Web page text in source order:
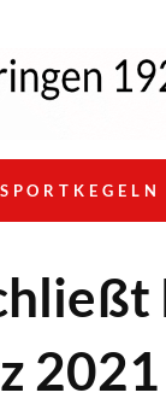
SPORTKEGELN
2021